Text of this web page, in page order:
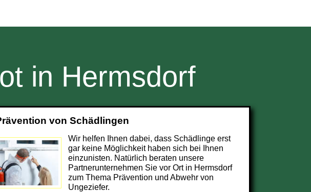
in Hermsdorf
von Schädlingen
Wir helfen Ihnen dabei, dass Schädlinge erst
gar keine Möglichkeit haben sich bei Ihnen
einzunisten. Natürlich beraten unsere
Partnerunternehmen Sie vor Ort in Hermsdorf
zum Thema Prävention und Abwehr von
Ungeziefer.